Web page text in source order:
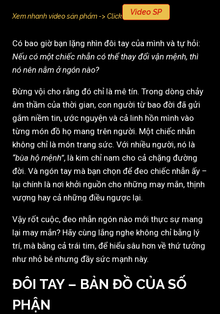
Xem nhanh video sản phẩm -> Click Video SP
Có bao giờ bạn lặng nhìn đôi tay của mình và tự hỏi:
Nếu có một chiếc nhẫn có thể thay đổi vận mệnh, thì
nó nên nằm ở ngón nào?
Đừng vội cho rằng đó chỉ là mê tín. Trong dòng chảy
âm thầm của thời gian, con người từ bao đời đã gửi
gắm niềm tin, ước nguyện và cả linh hồn mình vào
từng món đồ họ mang trên người. Một chiếc nhẫn
không chỉ là món trang sức. Với nhiều người, nó là
“bùa hộ mệnh”, là kim chỉ nam cho cả chặng đường
đời. Và ngón tay mà bạn chọn để đeo chiếc nhẫn ấy –
lại chính là nơi khởi nguồn cho những may mắn, thịnh
vượng hay cả những điều ngược lại.
Vậy rốt cuộc, đeo nhẫn ngón nào mới thực sự mang
lại may mắn? Hãy cùng lắng nghe không chỉ bằng lý
trí, mà bằng cả trái tim, để hiểu sâu hơn về thứ tưởng
như nhỏ bé nhưng đầy sức mạnh này.
ĐÔI TAY – BẢN ĐỒ CỦA SỐ
PHẬN